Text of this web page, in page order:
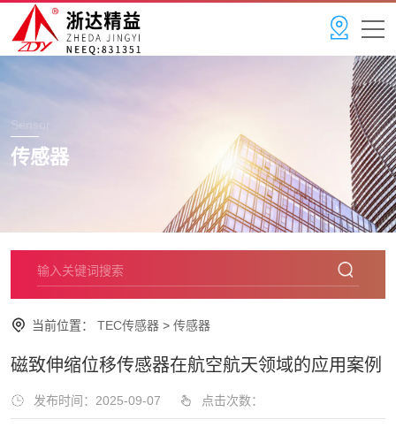
Sensor
传感器
当前位置： TEC传感器 > 传感器
磁致伸缩位移传感器在航空航天领域的应用案例
发布时间：2025-09-07 点击次数：